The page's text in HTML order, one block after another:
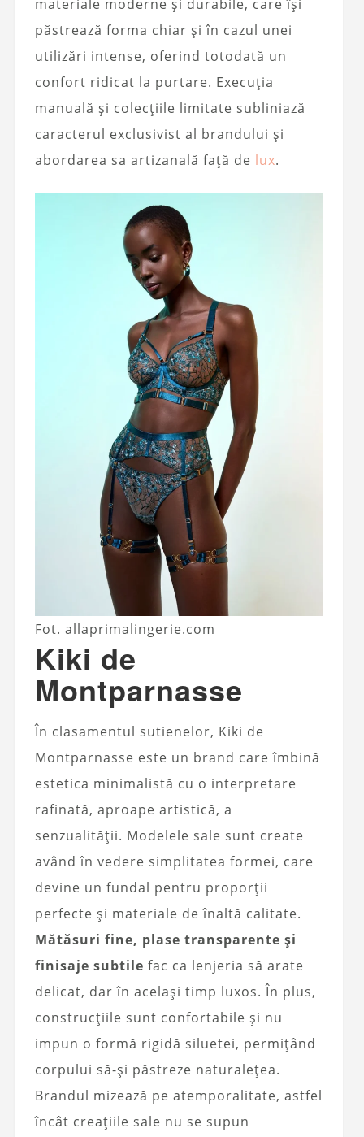
materiale moderne și durabile, care își
păstrează forma chiar și în cazul unei
utilizări intense, oferind totodată un
confort ridicat la purtare. Execuția
manuală și colecțiile limitate subliniază
caracterul exclusivist al brandului și
abordarea sa artizanală față de lux.
Fot. allaprimalingerie.com
Kiki de
Montparnasse
În clasamentul sutienelor, Kiki de
Montparnasse este un brand care îmbină
estetica minimalistă cu o interpretare
rafinată, aproape artistică, a
senzualității. Modelele sale sunt create
având în vedere simplitatea formei, care
devine un fundal pentru proporții
perfecte și materiale de înaltă calitate.
Mătăsuri fine, plase transparente și
finisaje subtile fac ca lenjeria să arate
delicat, dar în același timp luxos. În plus,
construcțiile sunt confortabile și nu
impun o formă rigidă siluetei, permițând
corpului să-și păstreze naturalețea.
Brandul mizează pe atemporalitate, astfel
încât creațiile sale nu se supun